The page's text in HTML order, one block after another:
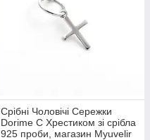
Срібні Чоловічі Сережки
Dorime C Хрестиком зі срібла
925 проби, магазин Myuvelir